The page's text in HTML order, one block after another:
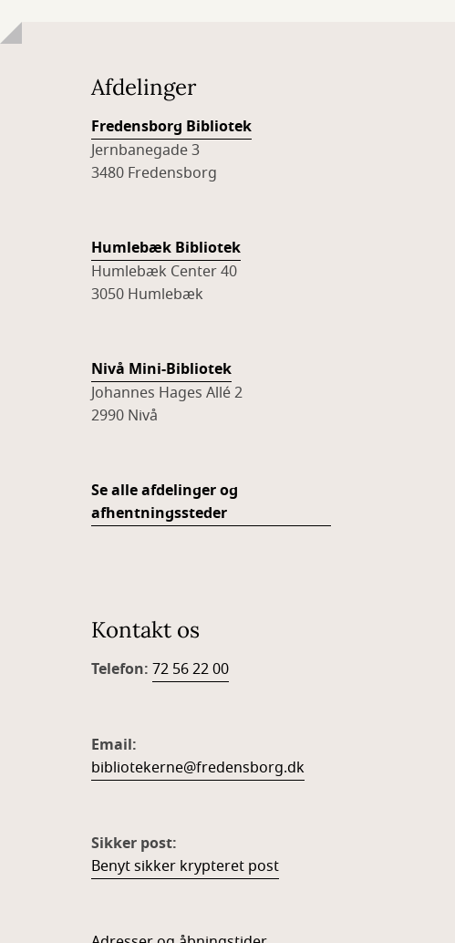
Afdelinger
Fredensborg Bibliotek
Jernbanegade 3
3480 Fredensborg
Humlebæk Bibliotek
Humlebæk Center 40
3050 Humlebæk
Nivå Mini-Bibliotek
Johannes Hages Allé 2
2990 Nivå
Se alle afdelinger og
afhentningssteder
Kontakt os
Telefon: 72 56 22 00
Email:
bibliotekerne@fredensborg.dk
Sikker post:
Benyt sikker krypteret post